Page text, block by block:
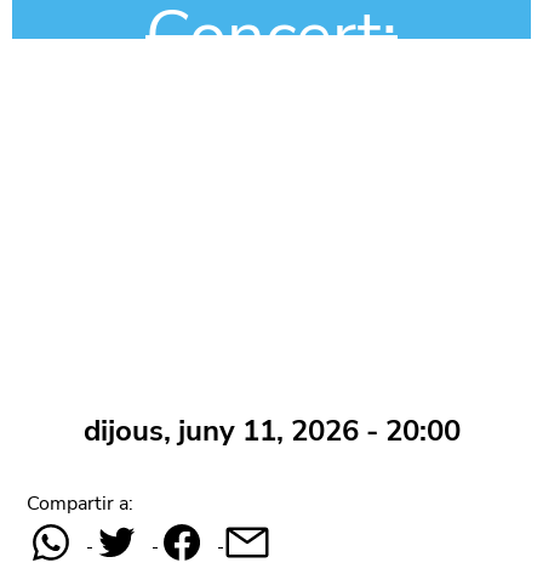
Concert:
dijous, juny 11, 2026 - 20:00
Compartir a: